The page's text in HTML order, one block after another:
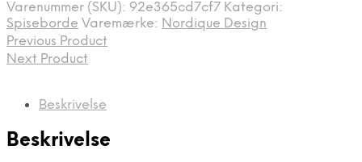
Varenummer (SKU): 92e365cd7cf7 Kategori:
Spiseborde Varemærke: Nordique Design
Previous Product
Next Product
Beskrivelse
Beskrivelse